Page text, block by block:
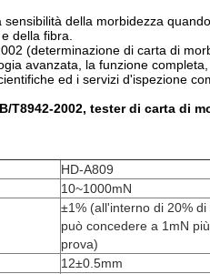
sensibilità della morbidezza
della fibra.
(determinazione di carta di
avanzata, la funzione
ed i servizi d'ispezione
T8942-2002, tester di carta di
HD-A809
10~1000mN
±1% (all'interno di 20%
può concedere a 1mN
prova)
12±0.5mm